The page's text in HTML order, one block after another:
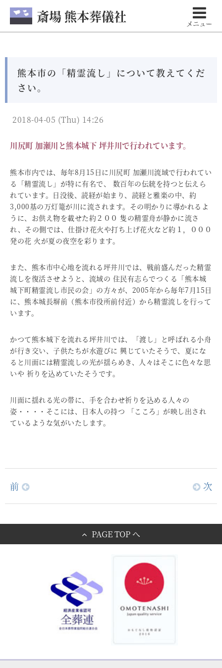
斎場 熊本葬儀社 メニュー
熊本市の「精霊流し」について教えてくだ
さい。
2018-04-05 (Thu) 14:26
川尻町 加瀬川と熊本城下 坪井川で行われています。
熊本市内では、毎年8月15日に川尻町 加瀬川流域で行われてい
る「精霊流し」が特に有名で、 数百年の伝統を持つと伝えら
れています。日没後、読経が始まり、読経と雅楽の中、約
3,000基の万灯篭が川に流されます。その明かりに導かれるよ
うに、お供え物を載せた約２００ 隻の精霊舟が静かに流さ
れ、その側では、仕掛け花火や打ち上げ花火など約１，０００
発の花 火が夏の夜空を彩ります。
また、熊本市中心地を流れる坪井川では、戦前盛んだった精霊
流しを復活させようと、流域の 住民有志らでつくる「熊本城
城下町精霊流し市民の会」の方々が、2005年から毎年7月15日
に、熊本城長塀前（熊本市役所前付近）から精霊流しを行って
います。
かつて熊本城下を流れる坪井川では、「渡し」と呼ばれる小舟
が行き交い、子供たちが水遊びに 興じていたそうで、夏にな
ると川面には精霊流しの光が揺らめき、人々はそこに色々な思
いや 祈りを込めていたそうです。
川面に揺れる光の帯に、手を合わせ祈りを込める人々の
姿・・・・そこには、日本人の持つ 「こころ」が映し出され
ているような気がいたします。
前 次
PAGE TOP へ